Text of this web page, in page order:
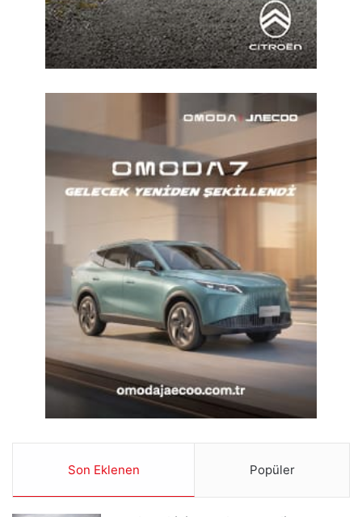
Son Eklenen Popüler